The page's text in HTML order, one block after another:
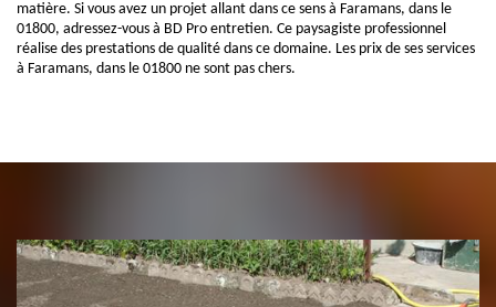
matière. Si vous avez un projet allant dans ce sens à Faramans, dans le
01800, adressez-vous à BD Pro entretien. Ce paysagiste professionnel
réalise des prestations de qualité dans ce domaine. Les prix de ses services
à Faramans, dans le 01800 ne sont pas chers.